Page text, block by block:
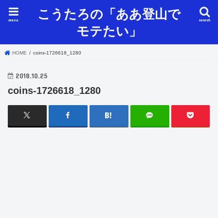
こうたろの「ああ登山で
モテたい」
search
menu
HOME coins-1726618_1280
2018.10.25
coins-1726618_1280